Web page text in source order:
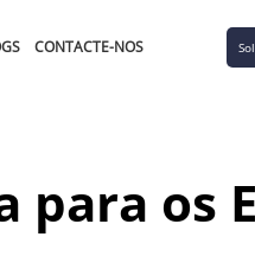
CONTACTE-NOS
para os